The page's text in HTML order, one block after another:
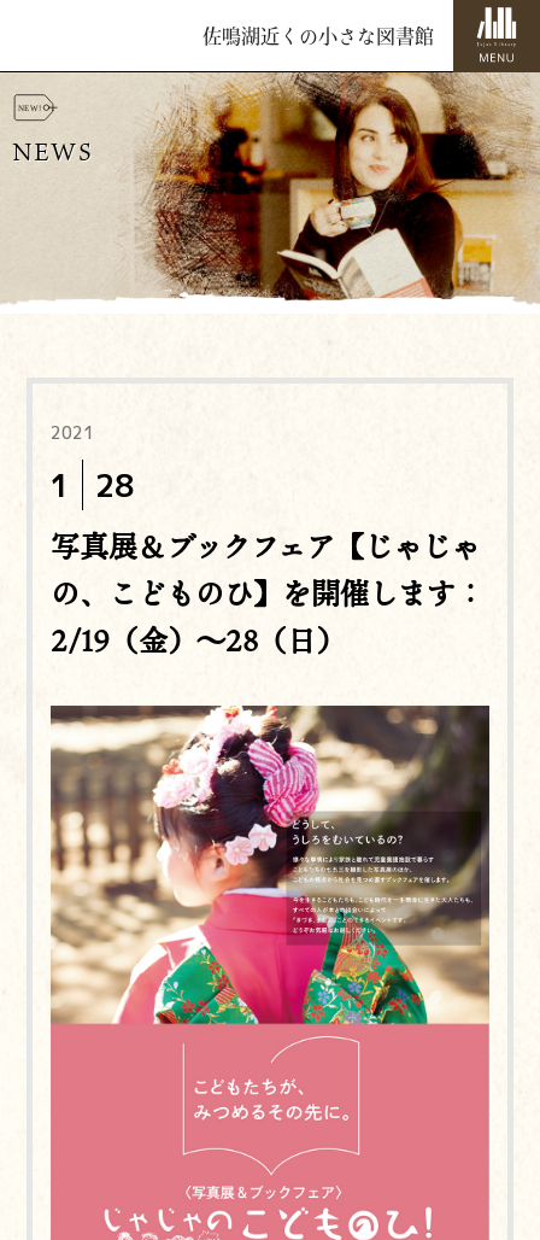
佐鳴湖近くの小さな図書館
NEWS
2021
1 28
写真展＆ブックフェア【じゃじゃ
の、こどものひ】を開催します：
2/19（金）～28（日）